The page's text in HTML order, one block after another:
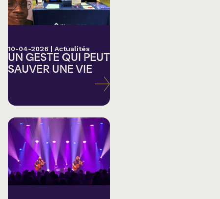
10-04-2026 | Actualités
UN GESTE QUI PEUT
SAUVER UNE VIE